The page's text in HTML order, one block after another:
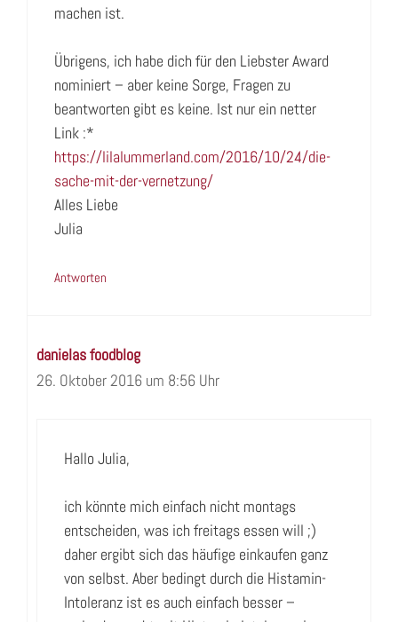
machen ist.
Übrigens, ich habe dich für den Liebster Award
nominiert – aber keine Sorge, Fragen zu
beantworten gibt es keine. Ist nur ein netter
Link :*
https://lilalummerland.com/2016/10/24/die-
sache-mit-der-vernetzung/
Alles Liebe
Julia
Antworten
danielas foodblog
26. Oktober 2016 um 8:56 Uhr
Hallo Julia,
ich könnte mich einfach nicht montags
entscheiden, was ich freitags essen will ;)
daher ergibt sich das häufige einkaufen ganz
von selbst. Aber bedingt durch die Histamin-
Intoleranz ist es auch einfach besser –